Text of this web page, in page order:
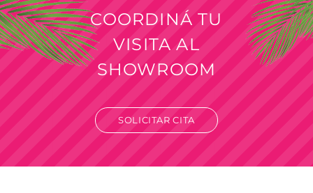
COORDINÁ TU
VISITA AL
SHOWROOM
SOLICITAR CITA